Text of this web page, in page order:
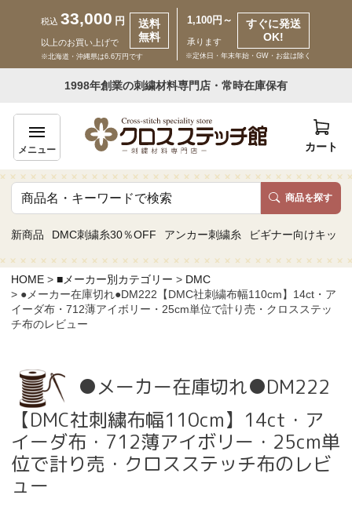
税込 33,000 円
以上のお買い上げで
送料
無料
※北海道・沖縄県は6.6万円です
1,100円～
承ります
すぐに発送
OK!
※定休日・年末年始・GW・お盆は除く
1998年創業の刺繍材料専門店・常時在庫保有
メニュー カート
商品を探す
新商品 DMC刺繍糸30％OFF アンカー刺繍糸 ビギナー向けキット
いらっしゃいませ ゲスト 様
商品一覧
カテゴリーから探す
取り扱いブランドから探す
当店について
よくあるご質問
ご利用ガイド
HOME ■メーカー別カテゴリー
DMC
●メーカー在庫切れ●DM222【DMC社刺繍布幅110cm】14ct・ア
イーダ布・712薄アイボリー・25cm単位で計り売・クロスステッ
チ布のレビュー
●メーカー在庫切れ●DM222
【DMC社刺繍布幅110cm】14ct・ア
イーダ布・712薄アイボリー・25cm単
位で計り売・クロスステッチ布のレビ
ュー